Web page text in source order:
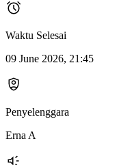
Waktu Selesai
09 June 2026, 21:45
Penyelenggara
Erna A